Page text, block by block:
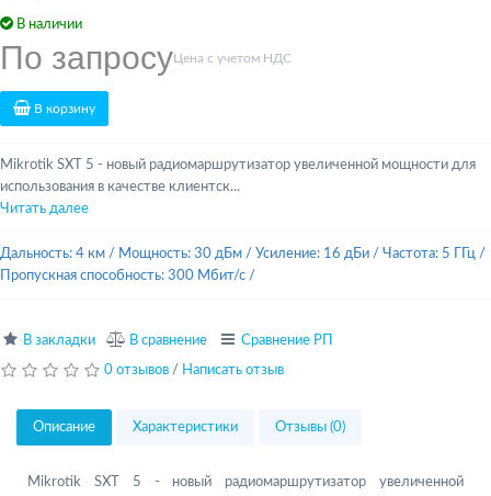
В наличии
По запросу Цена с учетом НДС
В корзину
Mikrotik SXT 5 - новый радиомаршрутизатор увеличенной мощности для
использования в качестве клиентск...
Читать далее
Дальность: 4 км / Мощность: 30 дБм / Усиление: 16 дБи / Частота: 5 ГГц /
Пропускная способность: 300 Мбит/с /
В закладки В сравнение Сравнение РП
0 отзывов / Написать отзыв
Описание Характеристики Отзывы (0)
Mikrotik SXT 5 - новый радиомаршрутизатор увеличенной